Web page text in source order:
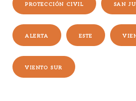
PROTECCIÓN CIVIL SAN
ALERTA ESTE
VIENTO SUR